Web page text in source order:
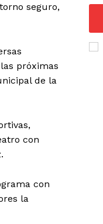
seguro,
próximas
de la
con
con
la